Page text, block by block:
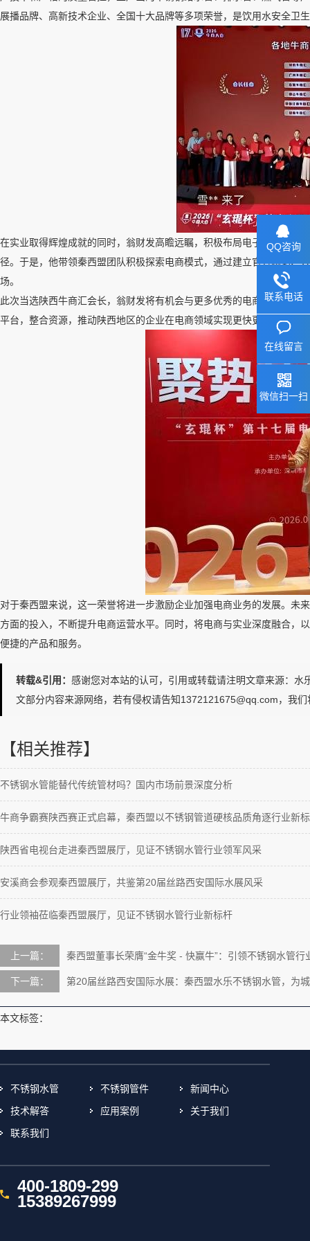
展播品牌、高新技术企业、全国十大品牌等多项荣誉，是饮用水安全卫
在实业取得辉煌成就的同时，翁财发高瞻远瞩，积极布局电子商务领域
径。于是，他带领秦西盟团队积极探索电商模式，通过建立官方网站、
场。
此次当选陕西牛商汇会长，翁财发将有机会与更多优秀的电商企业家交
平台，整合资源，推动陕西地区的企业在电商领域实现更快更好的发展。
对于秦西盟来说，这一荣誉将进一步激励企业加强电商业务的发展。未
方面的投入，不断提升电商运营水平。同时，将电商与实业深度融合，
便捷的产品和服务。
转载&引用： 感谢您对本站的认可，引用或转载请注明文章来源：
文部分内容来源网络，若有侵权请告知1372121675@qq.com，我
【相关推荐】
不锈钢水管能替代传统管材吗？国内市场前景深度分析
牛商争霸赛陕西赛正式启幕，秦西盟以不锈钢管道硬核品质角逐行业新
陕西省电视台走进秦西盟展厅，见证不锈钢水管行业领军风采
安溪商会参观秦西盟展厅，共鉴第20届丝路西安国际水展风采
行业领袖莅临秦西盟展厅，见证不锈钢水管行业新标杆
上一篇： 秦西盟董事长荣膺“金牛奖 - 快赢牛”：引领不锈钢水管行
下一篇： 第20届丝路西安国际水展：秦西盟水乐不锈钢水管，为
本文标签：
不锈钢水管 不锈钢管件
新闻中心
技术解答
应用案例
关于我们
联系我们
400-1809-299
15389267999
QQ咨询
联系电话
在线留言
微信扫一扫